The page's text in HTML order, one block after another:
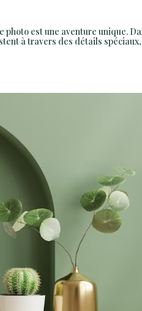
photo est une aventure unique.
à travers des détails